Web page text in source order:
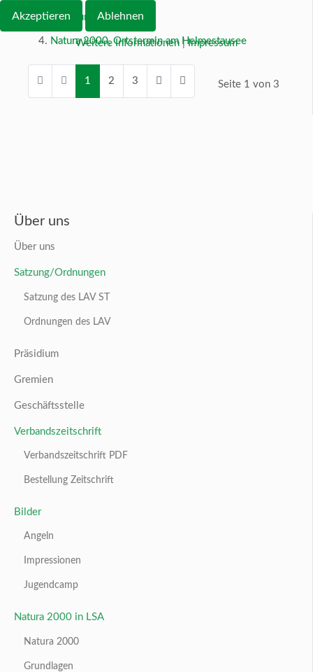
Über uns
Über uns
Satzung/Ordnungen
Satzung des LAV ST
Ordnungen des LAV
Präsidium
Gremien
Geschäftsstelle
Verbandszeitschrift
Verbandszeitschrift PDF
Bestellung Zeitschrift
Bilder
Angeln
Impressionen
Jugendcamp
Natura 2000 in LSA
Natura 2000
Grundlagen
Anhörung Natura 2000
Natura 2000, Ortstermin am Helmestausee
Seite 1 von 3
1 2 3
Akzeptieren Ablehnen
Weitere Informationen |Impressum